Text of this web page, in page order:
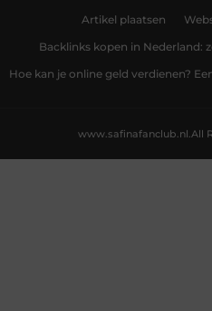
Artikel plaatsen
Backlinks kopen in Nederland:
Hoe kan je online geld verdienen?
All
www.safinafanclub.nl.